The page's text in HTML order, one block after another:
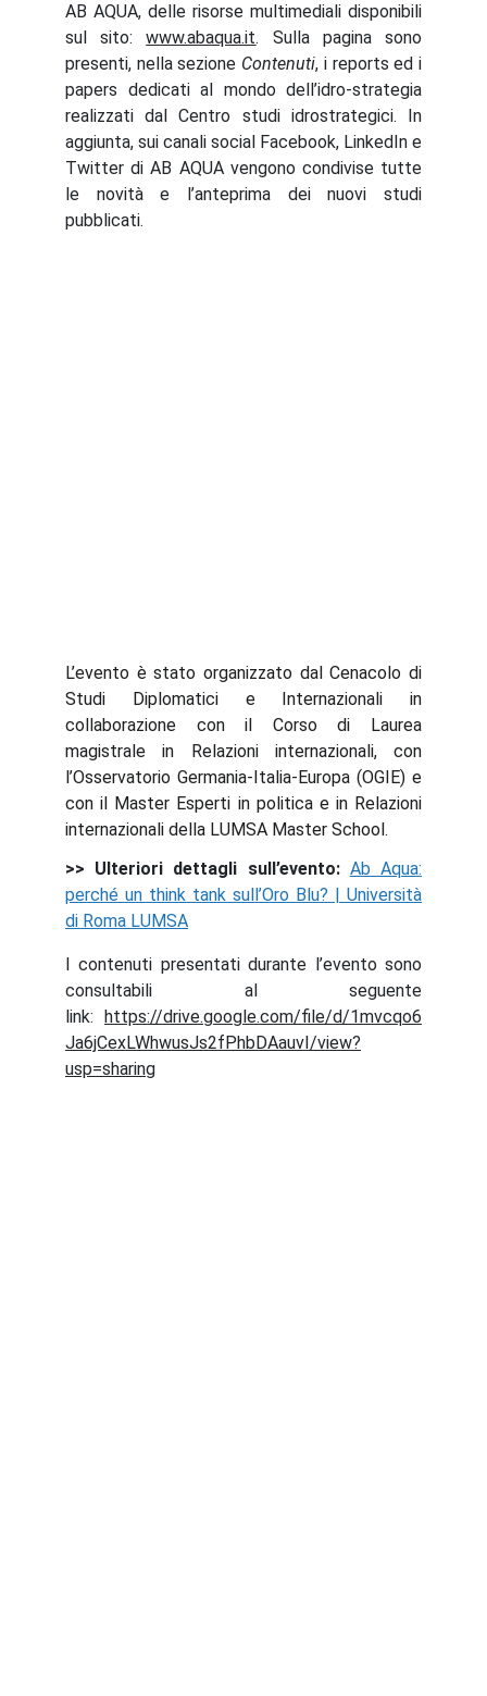
AB AQUA, delle risorse multimediali disponibili
sul sito:www.abaqua.it. Sulla pagina sono
presenti, nella sezione Contenuti, i reports ed i
papers dedicati al mondo dell’idro-strategia
realizzati dal Centro studi idrostrategici. In
aggiunta, sui canali social Facebook, LinkedIn e
Twitter di AB AQUA vengono condivise tutte
le novità e l’anteprima dei nuovi studi
pubblicati.
L’evento è stato organizzato dal Cenacolo di
Studi Diplomatici e Internazionali in
collaborazione con il Corso di Laurea
magistrale in Relazioni internazionali, con
l’Osservatorio Germania-Italia-Europa (OGIE) e
con il Master Esperti in politica e in Relazioni
internazionali della LUMSA Master School.
>> Ulteriori dettagli sull’evento: Ab Aqua:
perché un think tank sull’Oro Blu? | Università
di Roma LUMSA
I contenuti presentati durante l’evento sono
consultabili al seguente
link: https://drive.google.com/file/d/1mvcqo6
Ja6jCexLWhwusJs2fPhbDAauvI/view?
usp=sharing